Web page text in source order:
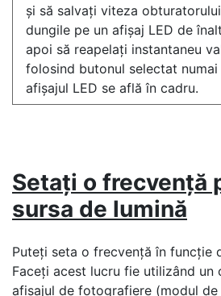
și să salvați viteza
dungile pe un afișaj LED de
apoi să reapelați instantaneu
folosind butonul selectat
afișajul LED se află în cadru.
Setați o frecvență
sursa de lumină
Puteți seta o frecvență în funcție
Faceți acest lucru fie utilizând un
afișajul de fotografiere (modul